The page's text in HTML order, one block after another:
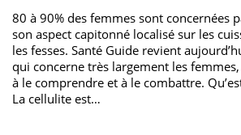
80 à 90% des femmes sont concernées
son aspect capitonné localisé sur les
les fesses. Santé Guide revient
qui concerne très largement les
à le comprendre et à le combattre.
La cellulite est…